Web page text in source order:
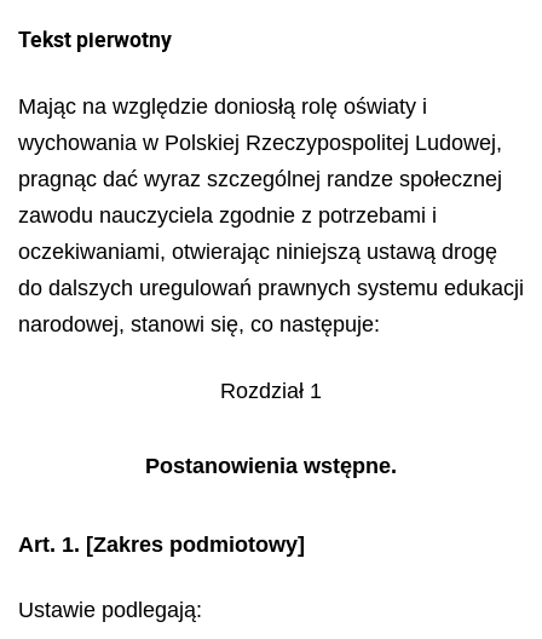
Tekst pierwotny
Mając na względzie doniosłą rolę oświaty i
wychowania w Polskiej Rzeczypospolitej Ludowej,
pragnąc dać wyraz szczególnej randze społecznej
zawodu nauczyciela zgodnie z potrzebami i
oczekiwaniami, otwierając niniejszą ustawą drogę
do dalszych uregulowań prawnych systemu edukacji
narodowej, stanowi się, co następuje:
Rozdział 1
Postanowienia wstępne.
Art. 1. [Zakres podmiotowy]
Ustawie podlegają: